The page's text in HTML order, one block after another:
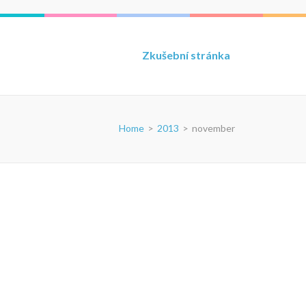
Zkušební stránka
Home > 2013 > november